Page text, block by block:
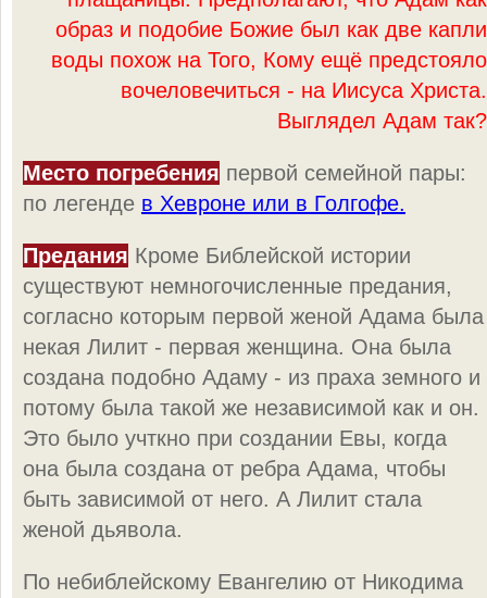
образ и подобие Божие был как две капли
воды похож на Того, Кому ещё предстояло
вочеловечиться - на Иисуса Христа.
Выглядел Адам так?
Место погребения первой семейной пары:
по легенде в Хевроне или в Голгофе.
Предания Кроме Библейской истории
существуют немногочисленные предания,
согласно которым первой женой Адама была
некая Лилит - первая женщина. Она была
создана подобно Адаму - из праха земного и
потому была такой же независимой как и он.
Это было учткно при создании Евы, когда
она была создана от ребра Адама, чтобы
быть зависимой от него. А Лилит стала
женой дьявола.
По небиблейскому Евангелию от Никодима